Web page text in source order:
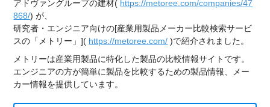
閉じる
アドヴァングループの建材( https://metoree.com/companies/47
868/) が、
研究者・エンジニア向けの[産業用製品メーカー比較検索サービ
スの「メトリー」]( https://metoree.com/ )で紹介されました。
メトリーは産業用製品に特化した製品の比較情報サイトです。
エンジニアの方が簡単に製品を比較するための製品情報、メー
カー情報を提供しています。